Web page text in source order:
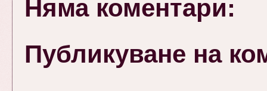
Няма коментари:
Публикуване на